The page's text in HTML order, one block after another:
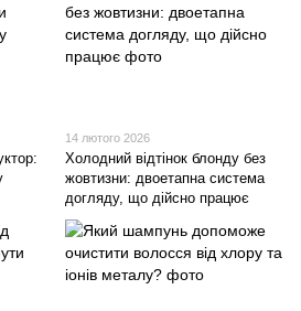
14 лютого 2026
Холодний відтінок блонду без
жовтизни: двоетапна система
догляду, що дійсно працює